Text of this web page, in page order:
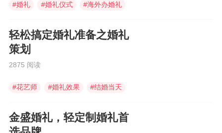
#婚礼 #婚礼仪式 #海外办婚礼
轻松搞定婚礼准备之婚礼
策划
2875 阅读
#花艺师 #婚礼效果 #结婚当天
金盛婚礼，轻定制婚礼首